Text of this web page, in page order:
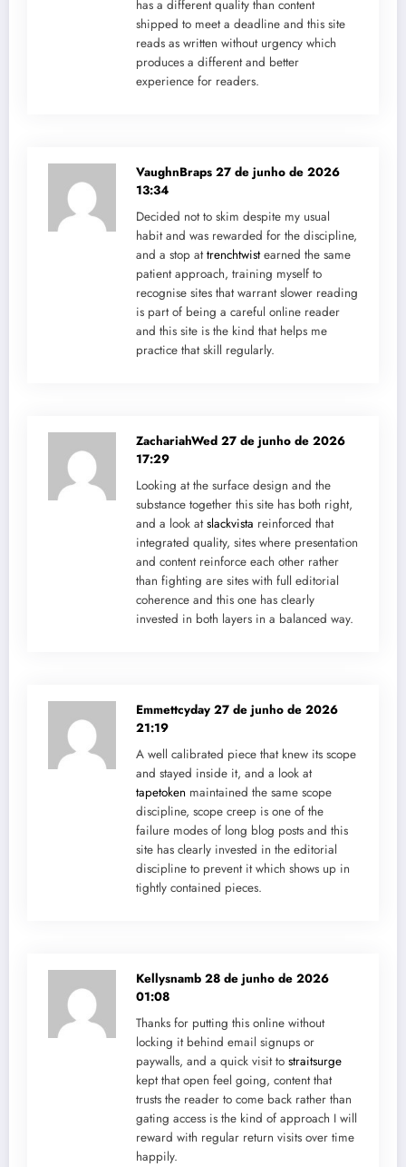
has a different quality than content
shipped to meet a deadline and this site
reads as written without urgency which
produces a different and better
experience for readers.
VaughnBraps 27 de junho de 2026
13:34
Decided not to skim despite my usual
habit and was rewarded for the discipline,
and a stop attrenchtwistearned the same
patient approach, training myself to
recognise sites that warrant slower reading
is part of being a careful online reader
and this site is the kind that helps me
practice that skill regularly.
ZachariahWed 27 de junho de 2026
17:29
Looking at the surface design and the
substance together this site has both right,
and a look atslackvista reinforced that
integrated quality, sites where presentation
and content reinforce each other rather
than fighting are sites with full editorial
coherence and this one has clearly
invested in both layers in a balanced way.
Emmettcyday 27 de junho de 2026
21:19
A well calibrated piece that knew its scope
and stayed inside it, and a look at
tapetoken maintained the same scope
discipline, scope creep is one of the
failure modes of long blog posts and this
site has clearly invested in the editorial
discipline to prevent it which shows up in
tightly contained pieces.
Kellysnamb 28 de junho de 2026
01:08
Thanks for putting this online without
locking it behind email signups or
paywalls, and a quick visit to straitsurge
kept that open feel going, content that
trusts the reader to come back rather than
gating access is the kind of approach I will
reward with regular return visits over time
happily.